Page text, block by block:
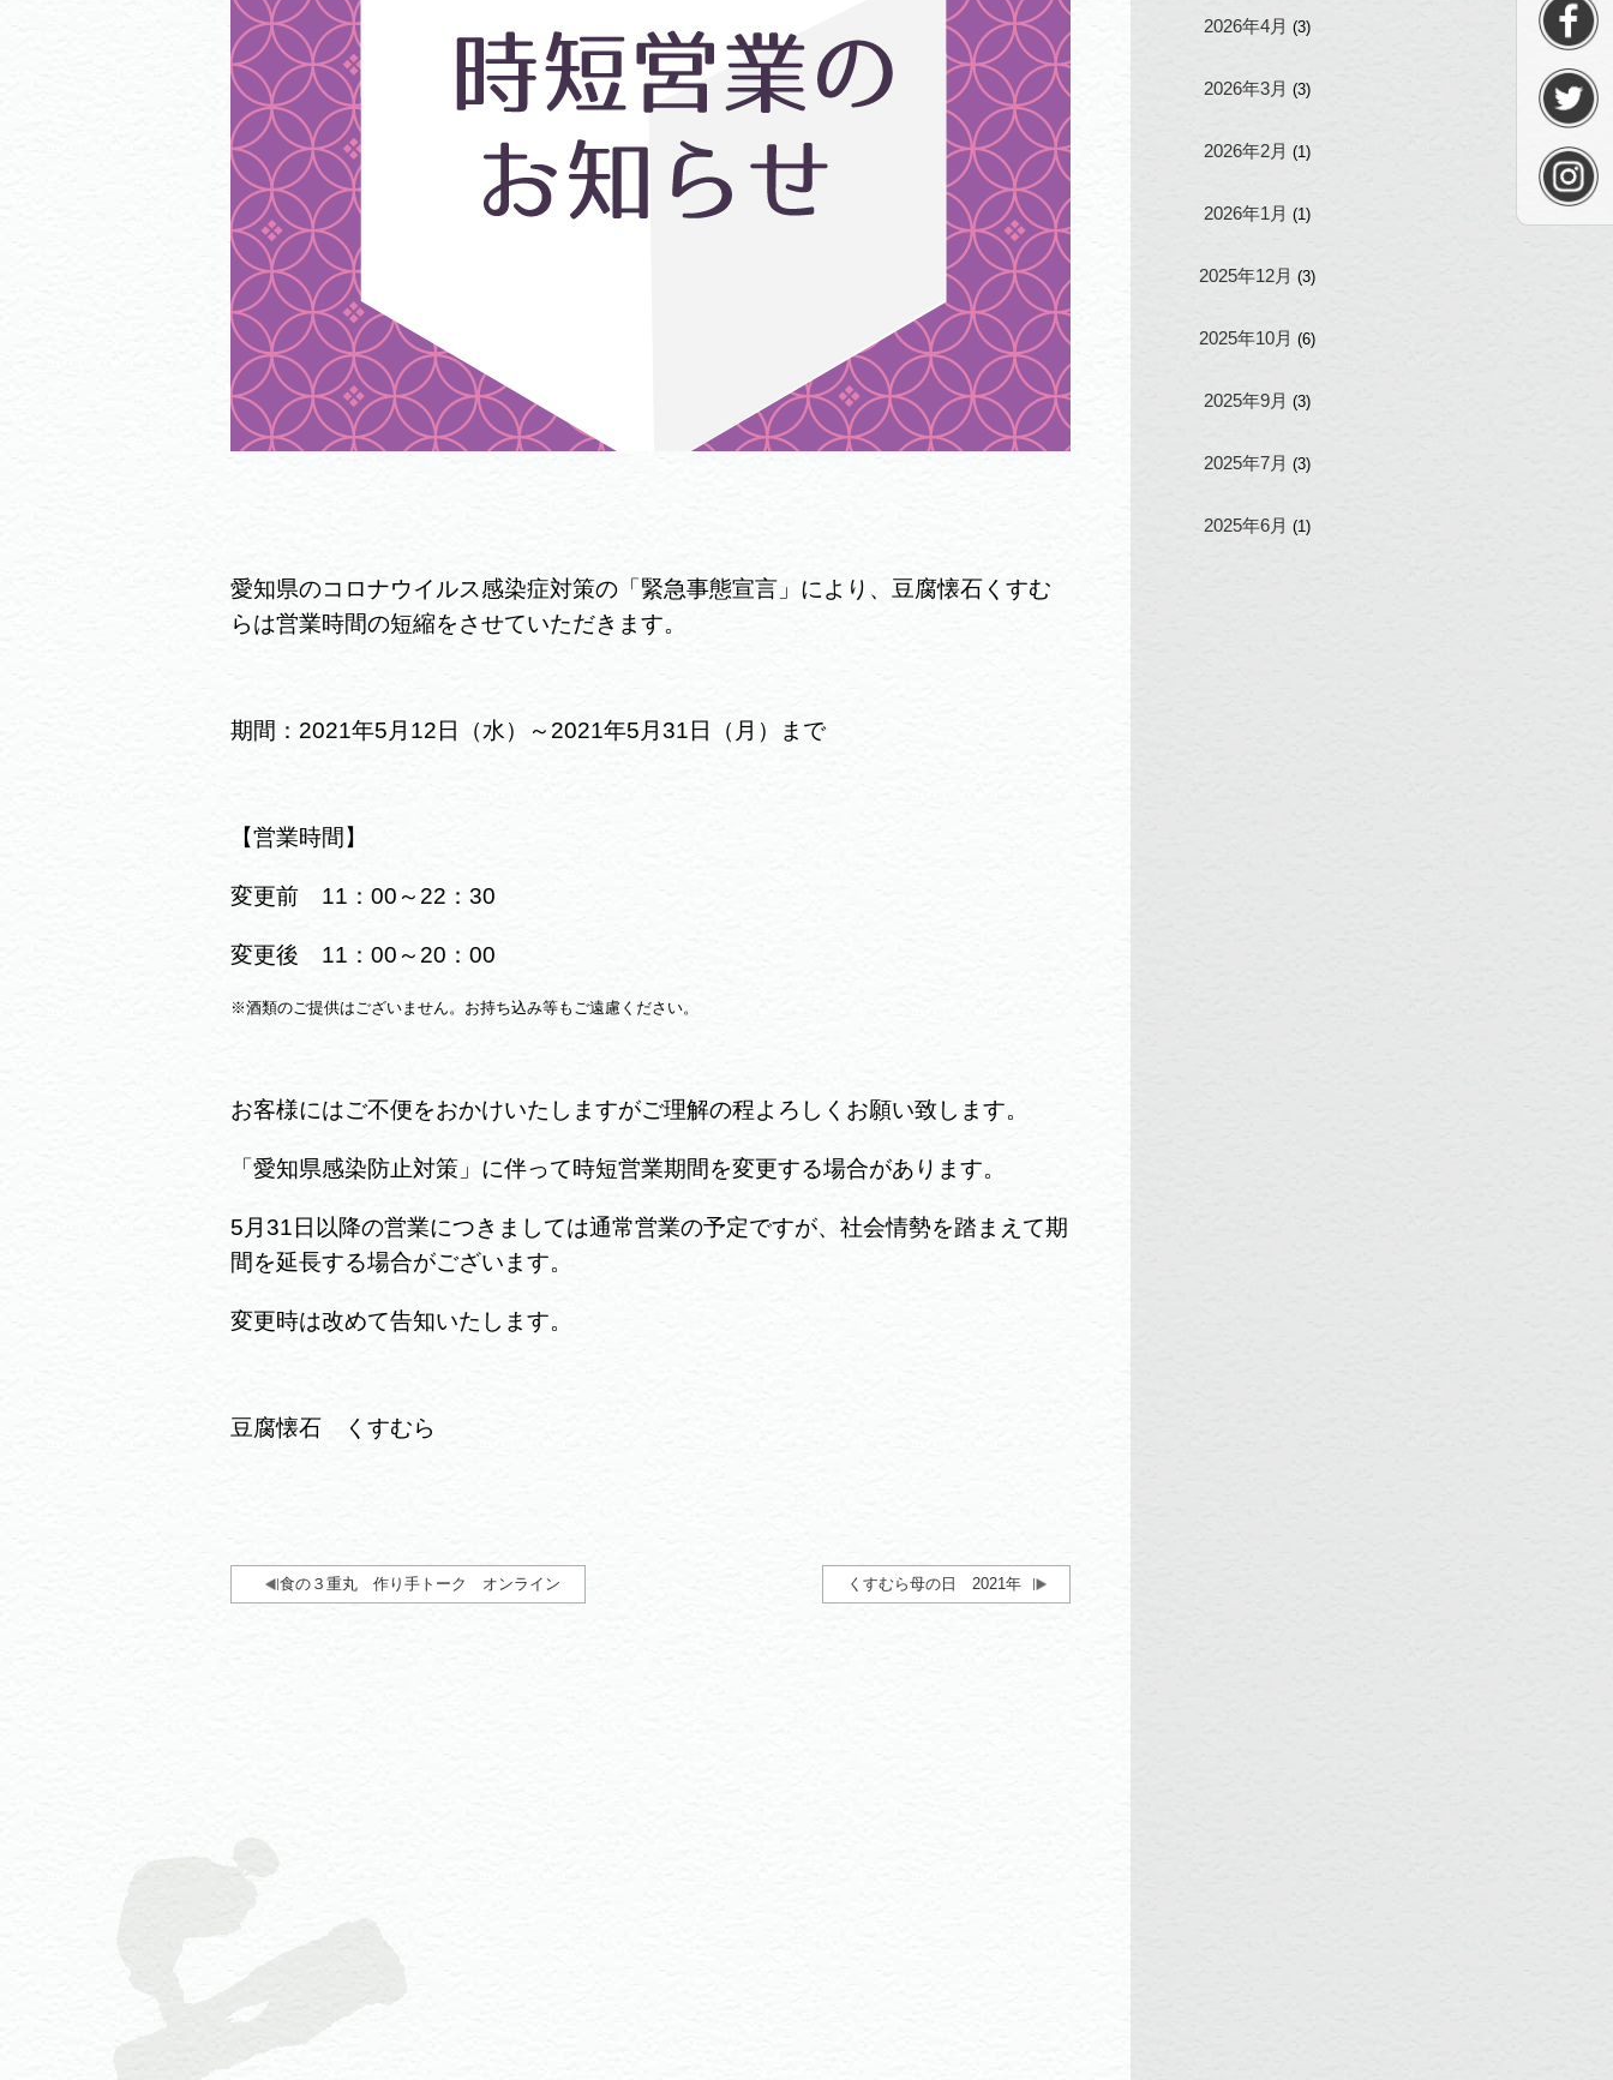
愛知県のコロナウイルス感染症対策の「緊急事態宣言」により、豆腐懐石くすむ
らは営業時間の短縮をさせていただきます。
期間：2021年5 月12日（水）～2021年5月31日（月）まで
【営業時間】
変更前 11：00～22：30
変更後 11：00～20：00
※酒類のご提供はございません。お持ち込み等もご遠慮ください。
お客様にはご不便をおかけいたしますがご理解の程よろしくお願い致します。
「愛知県感染防止対策」に伴って時短営業期間を変更する場合があります。
5月31日以降の営業につきましては通常営業の予定ですが、社会情勢を踏まえて期
間を延長する場合がございます。
変更時は改めて告知いたします。
豆腐懐石 くすむら
食の３重丸 作り手トーク オンライン くすむら母の日 2021年
2026年4月 (3)
2026年3月 (3)
2026年2月 (1)
2026年1月 (1)
2025年12月 (3)
2025年10月 (6)
2025年9月 (3)
2025年7月 (3)
2025年6月 (1)